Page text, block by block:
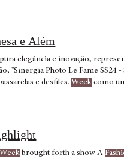
e Além
elegância e inovação,
"Sinergia Photo Le Fame SS24
e desfiles.Week como
brought forth a show A